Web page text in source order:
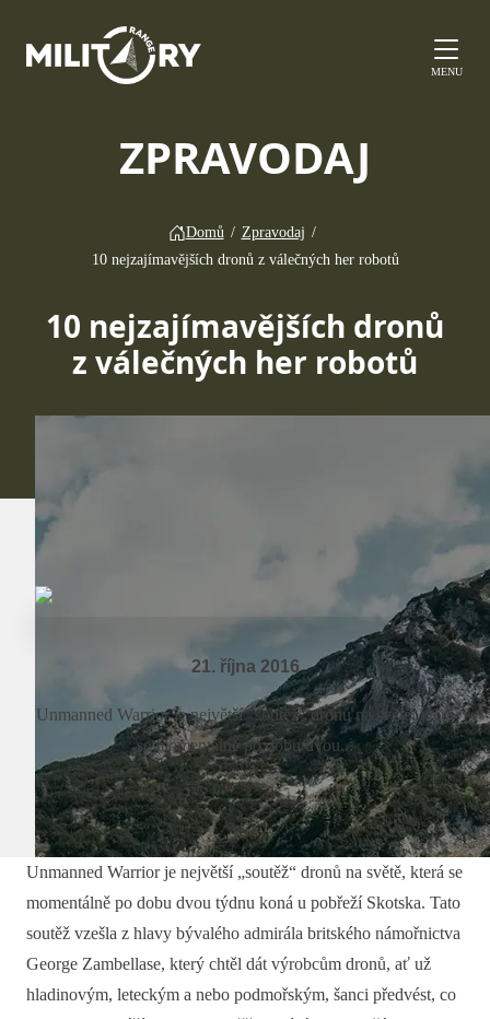
MENU
ZPRAVODAJ
Domů / Zpravodaj /
10 nejzajímavějších dronů z válečných her robotů
10 nejzajímavějších dronů
z válečných her robotů
21. října 2016
Unmanned Warrior je největší "soutěž" dronů na světě, která
se momentálně po dobu dvou...
Unmanned Warrior je největší „soutěž“ dronů na světě, která se
momentálně po dobu dvou týdnu koná u pobřeží Skotska. Tato
soutěž vzešla z hlavy bývalého admirála britského námořnictva
George Zambellase, který chtěl dát výrobcům dronů, ať už
hladinovým, leteckým a nebo podmořským, šanci předvést, co